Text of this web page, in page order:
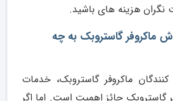
نگران هزینه های باشید.
ماکروفر گاستروبک به چه
ماکروفر گاستروبک، خدمات
گاستروبک حائز اهمیت است. اما اگر